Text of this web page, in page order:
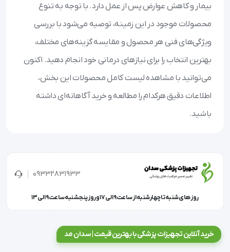
بیمار و کاهش عوارض پس از عمل دارد. با توجه به تنوع
محصولات موجود در این زمینه، توصیه می‌شود با بررسی
ویژگی‌های فنی هر محصول و مقایسه گزینه‌های مختلف،
بهترین انتخاب را برای نیازهای درمانی خود انجام دهید. اکنون
می‌توانید با مشاهده لیست کامل محصولات این بخش،
اطلاعات دقیق هرکدام را مطالعه و خرید آگاهانه‌ای داشته
باشید.
09332831933
روز های شنبه تا چهارشنبه از ساعت 9 الی 17 و روز پنجشنبه ساعت 9 الی 13
خرید آنلاین تجهیزات پزشکی با بهترین قیمت | سدان مد